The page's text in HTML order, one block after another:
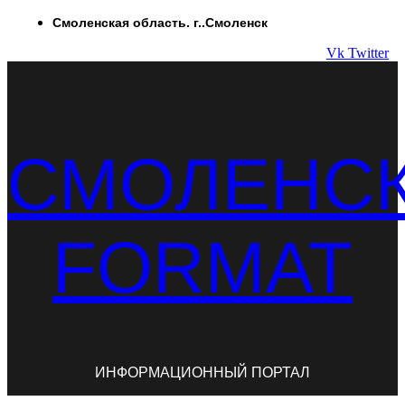
ПерейтиСмоленская область. г..Смоленск
Vk Twitter
FORMAT
ИНФОРМАЦИОННЫЙ ПОРТАЛ